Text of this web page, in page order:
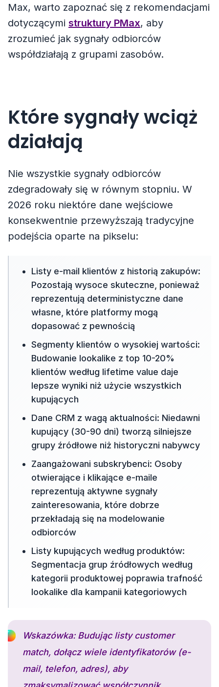
Max, warto zapoznać się z rekomendacjami
dotyczącymi struktury PMax, aby
zrozumieć jak sygnały odbiorców
współdziałają z grupami zasobów.
Które sygnały wciąż
działają
Nie wszystkie sygnały odbiorców
zdegradowały się w równym stopniu. W
2026 roku niektóre dane wejściowe
konsekwentnie przewyższają tradycyjne
podejścia oparte na pikselu:
Listy e-mail klientów z historią zakupów:
Pozostają wysoce skuteczne, ponieważ
reprezentują deterministyczne dane
własne, które platformy mogą
dopasować z pewnością
Segmenty klientów o wysokiej wartości:
Budowanie lookalike z top 10-20%
klientów według lifetime value daje
lepsze wyniki niż użycie wszystkich
kupujących
Dane CRM z wagą aktualności: Niedawni
kupujący (30-90 dni) tworzą silniejsze
grupy źródłowe niż historyczni nabywcy
Zaangażowani subskrybenci: Osoby
otwierające i klikające e-maile
reprezentują aktywne sygnały
zainteresowania, które dobrze
przekładają się na modelowanie
odbiorców
Listy kupujących według produktów:
Segmentacja grup źródłowych według
kategorii produktowej poprawia trafność
lookalike dla kampanii kategoriowych
Wskazówka: Budując listy customer
match, dołącz wiele identyfikatorów (e-
mail, telefon, adres), aby